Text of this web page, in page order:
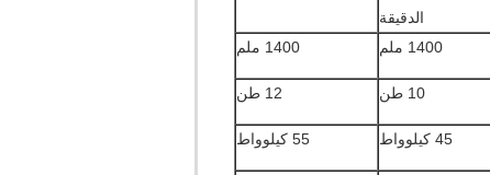
الدقيقة
1400 ملم 1400 ملم
10 طن 12 طن
45 كيلوواط 55 كيلوواط